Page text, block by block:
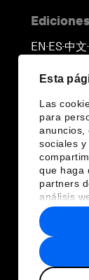
Esta
Las
para
anuncios,
sociales y
que haga
partners
análisis
haya
hecho de
EN ▪ ES▪中文▪